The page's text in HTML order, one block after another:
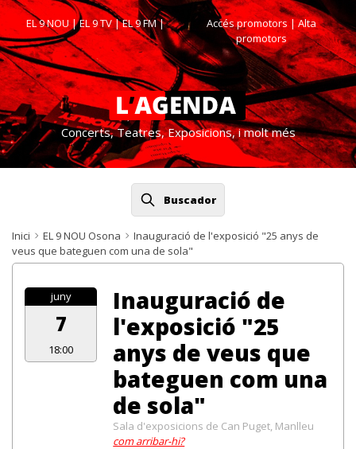
EL 9 NOU|EL 9 TV|EL 9 FM| Accés promotors| Alta
promotors
Concerts, Teatres, Exposicions, i molt més
Buscador
Inici EL 9 NOU Osona
Inauguració de l'exposició "25 anys de
veus que bateguen com una de sola"
juny
7
18:00
Inauguració de
l'exposició "25
anys de veus que
bateguen com una
de sola"
Sala d'exposicions de Can Puget, Manlleu
com arribar-hi?